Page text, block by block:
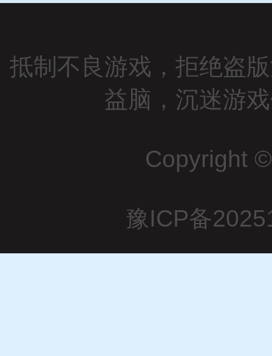
抵制不良游戏，拒绝盗
益脑，沉迷游
Copyright
豫ICP备